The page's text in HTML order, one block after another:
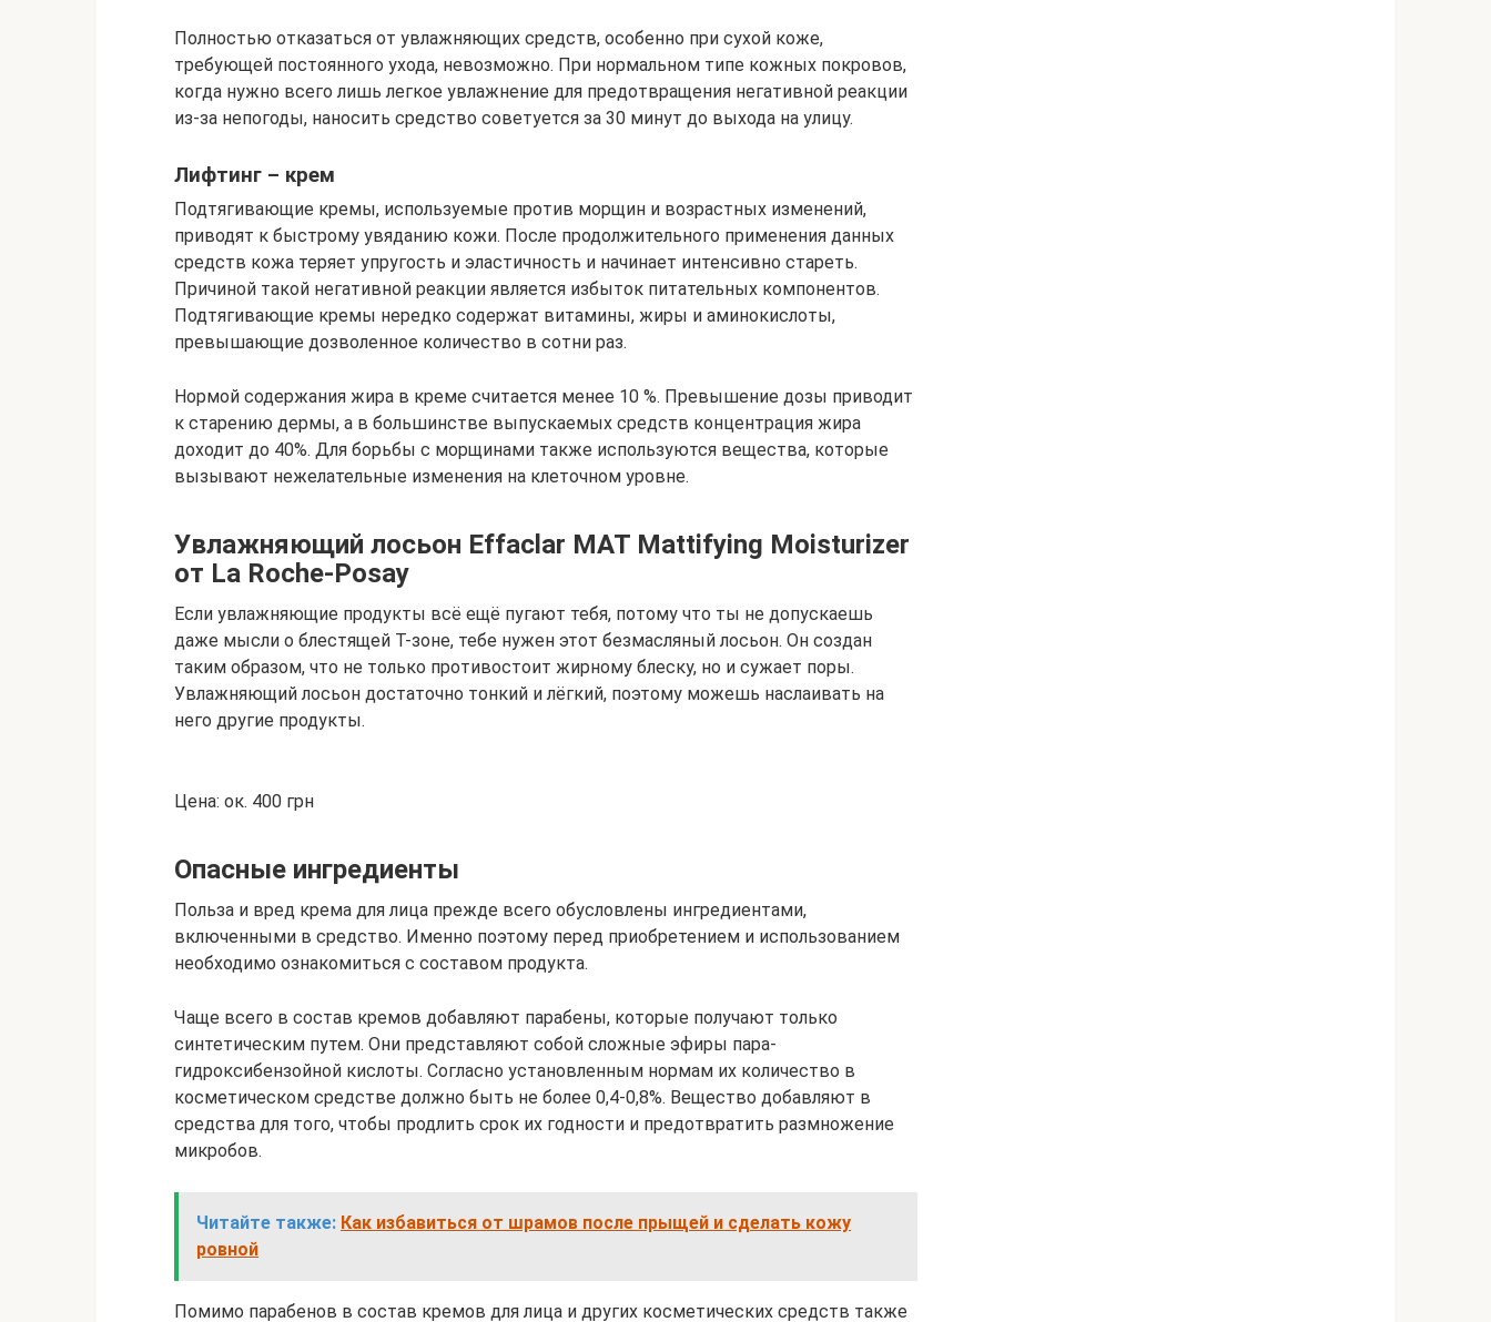
Полностью отказаться от увлажняющих средств, особенно при сухой коже,
требующей постоянного ухода, невозможно. При нормальном типе кожных покровов,
когда нужно всего лишь легкое увлажнение для предотвращения негативной реакции
из-за непогоды, наносить средство советуется за 30 минут до выхода на улицу.
Лифтинг – крем
Подтягивающие кремы, используемые против морщин и возрастных изменений,
приводят к быстрому увяданию кожи. После продолжительного применения данных
средств кожа теряет упругость и эластичность и начинает интенсивно стареть.
Причиной такой негативной реакции является избыток питательных компонентов.
Подтягивающие кремы нередко содержат витамины, жиры и аминокислоты,
превышающие дозволенное количество в сотни раз.
Нормой содержания жира в креме считается менее 10 %. Превышение дозы приводит
к старению дермы, а в большинстве выпускаемых средств концентрация жира
доходит до 40%. Для борьбы с морщинами также используются вещества, которые
вызывают нежелательные изменения на клеточном уровне.
Увлажняющий лосьон Effaclar MAT Mattifying Moisturizer
от La Roche-Posay
Если увлажняющие продукты всё ещё пугают тебя, потому что ты не допускаешь
даже мысли о блестящей Т-зоне, тебе нужен этот безмасляный лосьон. Он создан
таким образом, что не только противостоит жирному блеску, но и сужает поры.
Увлажняющий лосьон достаточно тонкий и лёгкий, поэтому можешь наслаивать на
него другие продукты.
Цена: ок. 400 грн
Опасные ингредиенты
Польза и вред крема для лица прежде всего обусловлены ингредиентами,
включенными в средство. Именно поэтому перед приобретением и использованием
необходимо ознакомиться с составом продукта.
Чаще всего в состав кремов добавляют парабены, которые получают только
синтетическим путем. Они представляют собой сложные эфиры пара-
гидроксибензойной кислоты. Согласно установленным нормам их количество в
косметическом средстве должно быть не более 0,4-0,8%. Вещество добавляют в
средства для того, чтобы продлить срок их годности и предотвратить размножение
микробов.
Читайте также: Как избавиться от шрамов после прыщей и сделать кожу
ровной
Помимо парабенов в состав кремов для лица и других косметических средств также